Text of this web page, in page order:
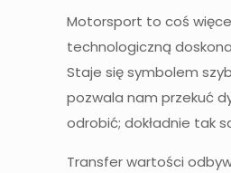
Motorsport to coś
technologiczną
Staje się symbolem
pozwala nam przekuć
odrobić; dokładnie tak
Transfer wartości